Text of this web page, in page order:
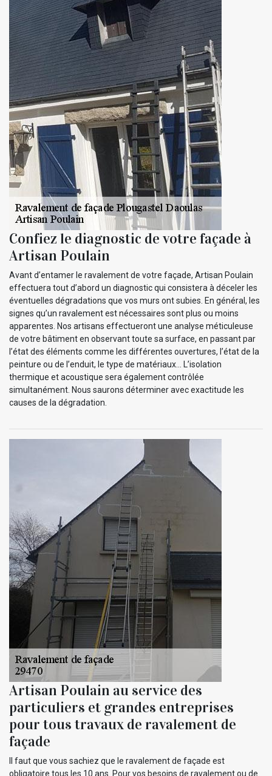
Confiez le diagnostic de votre façade à
Artisan Poulain
Avant d’entamer le ravalement de votre façade, Artisan Poulain
effectuera tout d’abord un diagnostic qui consistera à déceler les
éventuelles dégradations que vos murs ont subies. En général, les
signes qu’un ravalement est nécessaires sont plus ou moins
apparentes. Nos artisans effectueront une analyse méticuleuse
de votre bâtiment en observant toute sa surface, en passant par
l’état des éléments comme les différentes ouvertures, l’état de la
peinture ou de l’enduit, le type de matériaux... L’isolation
thermique et acoustique sera également contrôlée
simultanément. Nous saurons déterminer avec exactitude les
causes de la dégradation.
Artisan Poulain au service des
particuliers et grandes entreprises
pour tous travaux de ravalement de
façade
Il faut que vous sachiez que le ravalement de façade est
obligatoire tous les 10 ans. Pour vos besoins de ravalement ou de